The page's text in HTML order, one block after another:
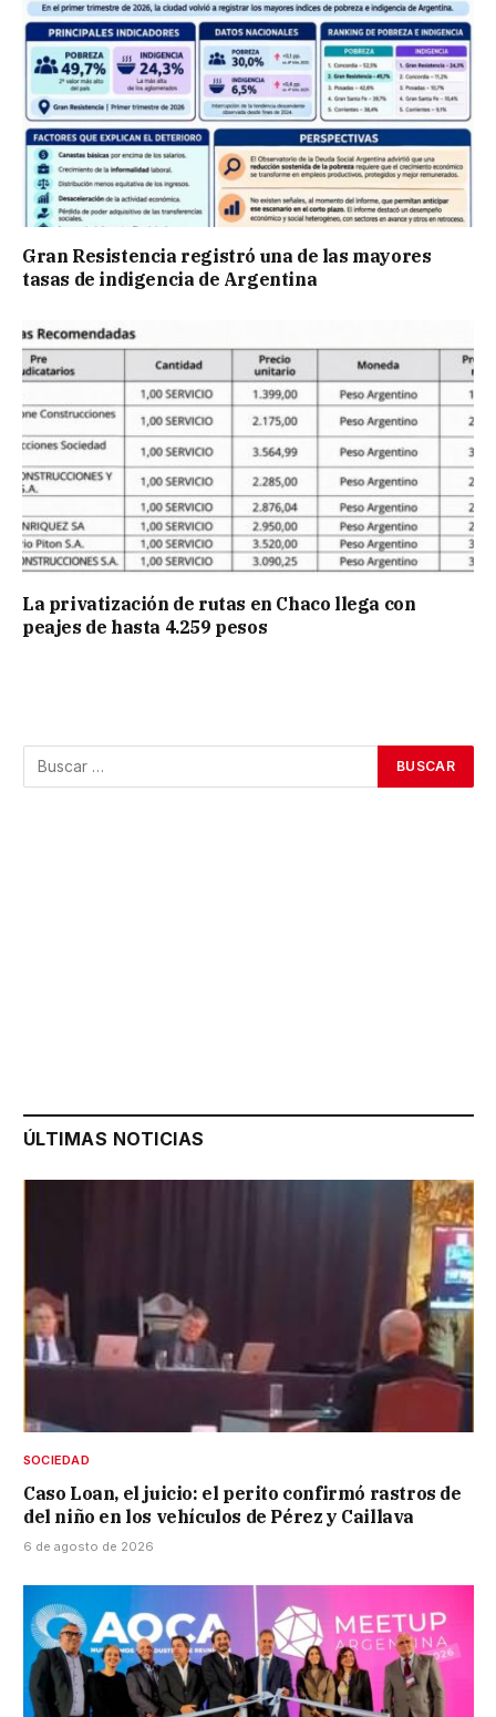
Gran Resistencia registró una de las mayores
tasas de indigencia de Argentina
La privatización de rutas en Chaco llega con
peajes de hasta 4.259 pesos
ÚLTIMAS NOTICIAS
SOCIEDAD
Caso Loan, el juicio: el perito confirmó rastros de
del niño en los vehículos de Pérez y Caillava
6 de agosto de 2026